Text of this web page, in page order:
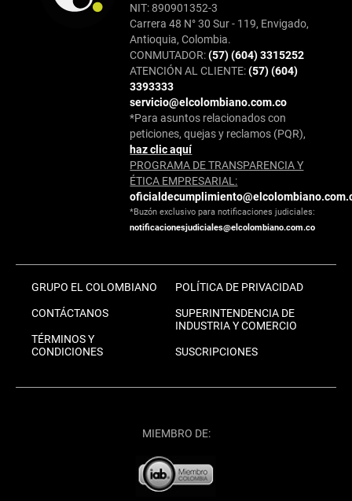
NIT: 890901352-3
Carrera 48 N° 30 Sur - 119, Envigado,
Antioquia, Colombia.
CONMUTADOR:(57) (604) 3315252
ATENCIÓN AL CLIENTE:(57) (604)
3393333
servicio@elcolombiano.com.co
*Para asuntos relacionados con
peticiones, quejas y reclamos (PQR),
haz clic aquí
PROGRAMA DE TRANSPARENCIA Y
ÉTICA EMPRESARIAL:
*Buzón exclusivo para notificaciones judiciales:
notificacionesjudiciales@elcolombiano.com.co
GRUPO EL COLOMBIANO
CONTÁCTANOS
TÉRMINOS Y
CONDICIONES
POLÍTICA DE PRIVACIDAD
SUPERINTENDENCIA DE
INDUSTRIA Y COMERCIO
SUSCRIPCIONES
MIEMBRO DE: